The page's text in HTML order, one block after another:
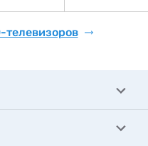
телевизоров